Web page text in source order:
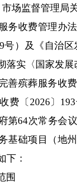
市场监督管理局
务收费管理办法
号） 及 《自治
落实〈国家发展
善殡葬服务收
费〔 2026〕193
第64次常务会
基础项目（地
下：
围